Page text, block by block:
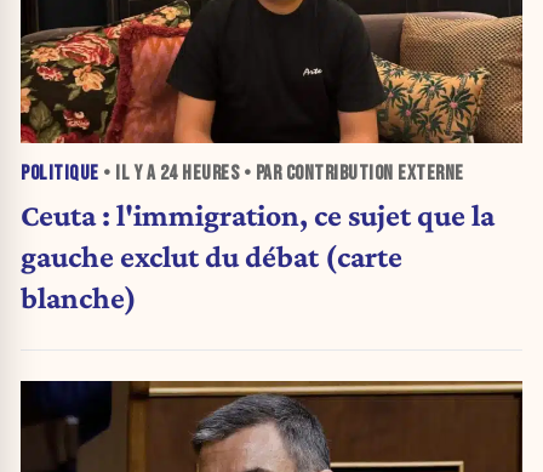
POLITIQUE • IL Y A 24 HEURES• PAR CONTRIBUTION EXTERNE
Ceuta : l'immigration, ce sujet que la
gauche exclut du débat (carte
blanche)